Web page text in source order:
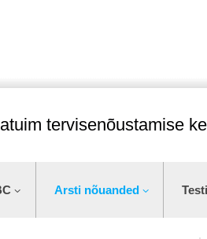
tervisenõustamise
Arsti nõuanded